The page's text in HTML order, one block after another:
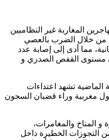
المغاربة غير النظاميين
من خلال الضرب بالعصي
مما أدى إلى إصابة عدد
مستوى القفص الصدري و
الماضية تشهد اعتداءات
مغربية وراء قضبان السجون
و المناخ والمغامرات،
التجوزات الخطيرة داخل